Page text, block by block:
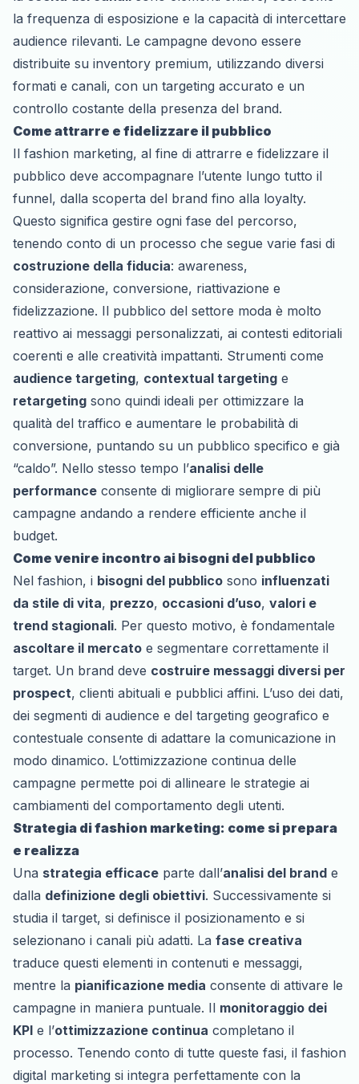
la frequenza di esposizione e la capacità di intercettare
audience rilevanti. Le campagne devono essere
distribuite su inventory premium, utilizzando diversi
formati e canali, con un targeting accurato e un
controllo costante della presenza del brand.
Come attrarre e fidelizzare il pubblico
Il fashion marketing, al fine di attrarre e fidelizzare il
pubblico deve accompagnare l’utente lungo tutto il
funnel, dalla scoperta del brand fino alla loyalty.
Questo significa gestire ogni fase del percorso,
tenendo conto di un processo che segue varie fasi di
costruzione della fiducia: awareness,
considerazione, conversione, riattivazione e
fidelizzazione. Il pubblico del settore moda è molto
reattivo ai messaggi personalizzati, ai contesti editoriali
coerenti e alle creatività impattanti. Strumenti come
audience targeting, contextual targeting e
retargeting sono quindi ideali per ottimizzare la
qualità del traffico e aumentare le probabilità di
conversione, puntando su un pubblico specifico e già
“caldo”. Nello stesso tempo l’analisi delle
performance consente di migliorare sempre di più
campagne andando a rendere efficiente anche il
budget.
Come venire incontro ai bisogni del pubblico
Nel fashion, i bisogni del pubblico sono influenzati
da stile di vita, prezzo, occasioni d’uso, valori e
trend stagionali. Per questo motivo, è fondamentale
ascoltare il mercato e segmentare correttamente il
target. Un brand deve costruire messaggi diversi per
prospect, clienti abituali e pubblici affini. L’uso dei dati,
dei segmenti di audience e del targeting geografico e
contestuale consente di adattare la comunicazione in
modo dinamico. L’ottimizzazione continua delle
campagne permette poi di allineare le strategie ai
cambiamenti del comportamento degli utenti.
Strategia di fashion marketing: come si prepara
e realizza
Una strategia efficace parte dall’analisi del brand e
dalla definizione degli obiettivi. Successivamente si
studia il target, si definisce il posizionamento e si
selezionano i canali più adatti. La fase creativa
traduce questi elementi in contenuti e messaggi,
mentre la pianificazione media consente di attivare le
campagne in maniera puntuale. Il monitoraggio dei
KPI e l’ottimizzazione continua completano il
processo. Tenendo conto di tutte queste fasi, il fashion
digital marketing si integra perfettamente con la